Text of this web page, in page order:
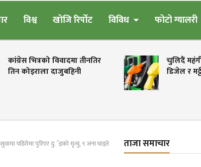
विश्व खोजि रिर्पोट विविध फोटो ग्यालरी
कांग्रेस भित्रको विवादमा तीनतिर
तिन कोइराला दाजुबहिनी
चुलिदैं
डिजेल र
पहिराेमा पुरिएर दुर्इको मृत्यु, ९ जना घाइते ताजा समाचार